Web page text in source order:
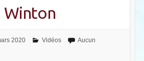
Winton
2020 Vidéos
Aucun